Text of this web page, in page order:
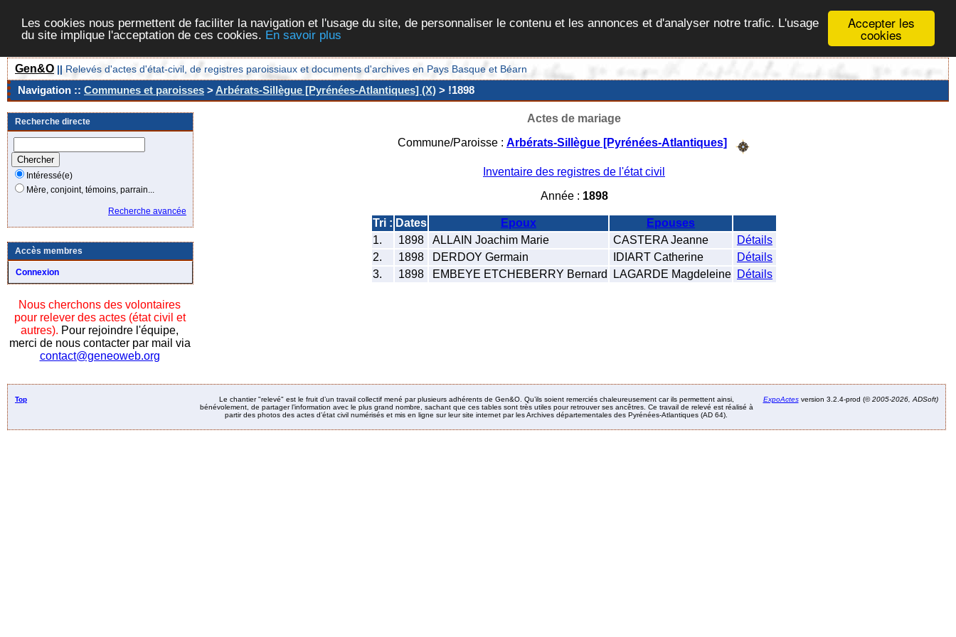
Accepter les
cookies
Les cookies nous permettent de faciliter la navigation et l'usage du site, de personnaliser le contenu et les annonces et d'analyser notre trafic. L'usage
du site implique l'acceptation de ces cookies. En savoir plus
Gen&O || Relevés d'actes d'état-civil, de registres paroissiaux et documents d'archives en Pays Basque et Béarn
Navigation :: Communes et paroisses >Arbérats-Sillègue [Pyrénées-Atlantiques] (X) > !1898
Recherche directe
Intéressé(e)
Mère, conjoint, témoins, parrain...
Recherche avancée
Accès membres
Connexion
Nous cherchons des volontaires
pour relever des actes (état civil et
autres). Pour rejoindre l'équipe,
merci de nous contacter par mail via
contact@geneoweb.org
Actes de mariage
Commune/Paroisse : Arbérats-Sillègue [Pyrénées-Atlantiques]
Inventaire des registres de l'état civil
Année : 1898
Tri : Dates Epoux
Epouses
1.
1898 ALLAIN Joachim Marie CASTERA Jeanne
Détails
2.
1898 DERDOY Germain IDIART Catherine
Détails
3.
1898 EMBEYE ETCHEBERRY Bernard LAGARDE Magdeleine Détails
Top
Le chantier "relevé" est le fruit d’un travail collectif mené par plusieurs adhérents de Gen&O. Qu’ils soient remerciés chaleureusement car ils permettent ainsi,
bénévolement, de partager l’information avec le plus grand nombre, sachant que ces tables sont très utiles pour retrouver ses ancêtres. Ce travail de relevé est réalisé à
partir des photos des actes d’état civil numérisés et mis en ligne sur leur site internet par les Archives départementales des Pyrénées-Atlantiques (AD 64).
ExpoActesversion 3.2.4-prod (©2005-2026, ADSoft)